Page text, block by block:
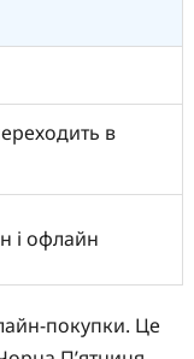
в
і офлайн
покупки. Це